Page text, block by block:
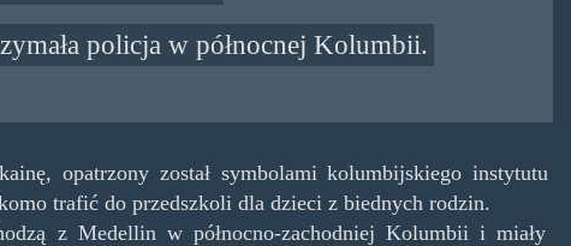
policja w północnej Kolumbii.
opatrzony został symbolami kolumbijskiego instytutu
trafić do przedszkoli dla dzieci z biednych rodzin.
z Medellin w północno-zachodniej Kolumbii i miały